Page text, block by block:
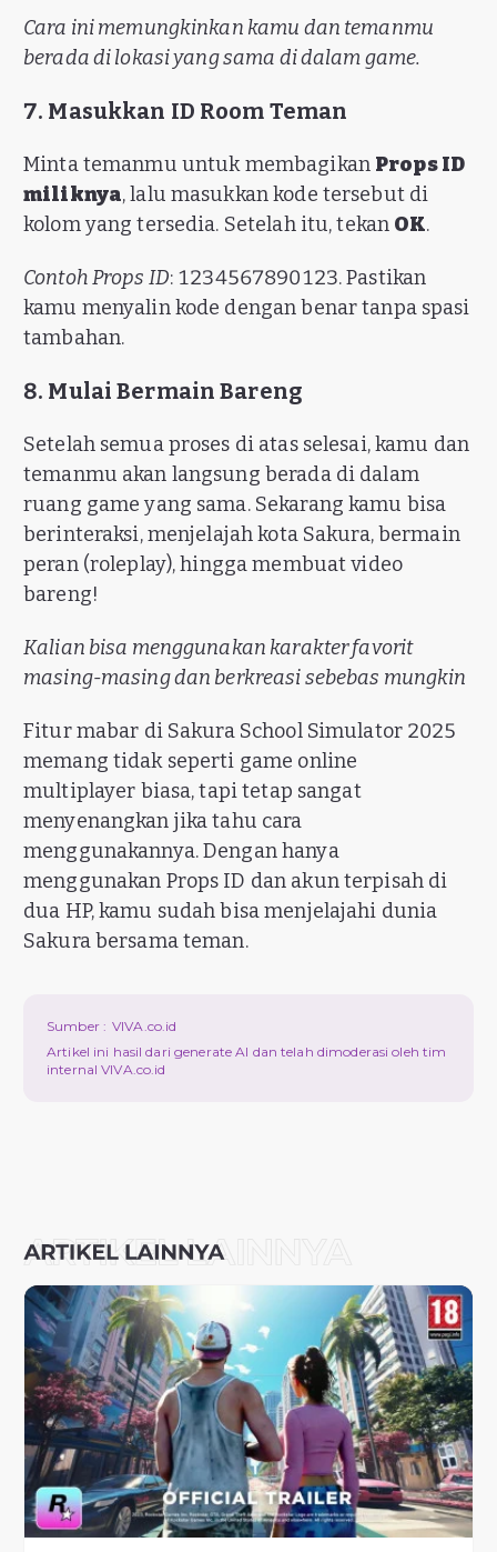
Cara ini memungkinkan kamu dan temanmu
berada di lokasi yang sama di dalam game.
7. Masukkan ID Room Teman
Minta temanmu untuk membagikan Props ID
miliknya, lalu masukkan kode tersebut di
kolom yang tersedia. Setelah itu, tekan OK.
Contoh Props ID: 1234567890123. Pastikan
kamu menyalin kode dengan benar tanpa spasi
tambahan.
8. Mulai Bermain Bareng
Setelah semua proses di atas selesai, kamu dan
temanmu akan langsung berada di dalam
ruang game yang sama. Sekarang kamu bisa
berinteraksi, menjelajah kota Sakura, bermain
peran (roleplay), hingga membuat video
bareng!
Kalian bisa menggunakan karakter favorit
masing-masing dan berkreasi sebebas mungkin
Fitur mabar di Sakura School Simulator 2025
memang tidak seperti game online
multiplayer biasa, tapi tetap sangat
menyenangkan jika tahu cara
menggunakannya. Dengan hanya
menggunakan Props ID dan akun terpisah di
dua HP, kamu sudah bisa menjelajahi dunia
Sakura bersama teman.
Sumber : VIVA.co.id
Artikel ini hasil dari generate AI dan telah dimoderasi oleh tim
internal VIVA.co.id